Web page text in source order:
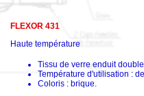
FLEXOR 431
Haute température
Tissu de verre enduit
Température d'utilisation :
Coloris : brique.